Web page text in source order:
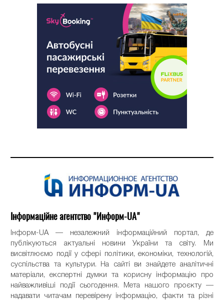
Інформаційне агентство "Информ-UA"
Інформ-UA — незалежний інформаційний портал, де
публікуються актуальні новини України та світу. Ми
висвітлюємо події у сфері політики, економіки, технологій,
суспільства та культури. На сайті ви знайдете аналітичні
матеріали, експертні думки та корисну інформацію про
найважливіші події сьогодення. Мета нашого проєкту —
надавати читачам перевірену інформацію, факти та різні